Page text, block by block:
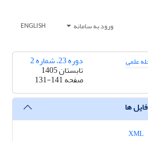
ورود به سامانه ENGLISH
دوره 23، شماره 2
تابستان 1405
صفحه131-141
فایل ها